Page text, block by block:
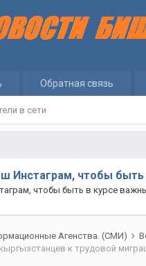
в сети
Обратная связь
Инстаграм, чтобы
чтобы быть в курсе
Агенства. (СМИ)
к трудовой